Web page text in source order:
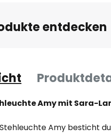
entdecken
Amy mit Sara-
Amy besticht